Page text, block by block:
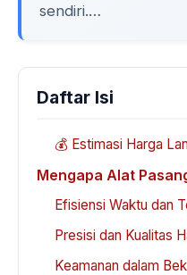
sendiri.…
Daftar Isi
💰 Estimasi Harga
Mengapa Alat
Efisiensi Waktu dan
Presisi dan Kualitas
Keamanan dalam